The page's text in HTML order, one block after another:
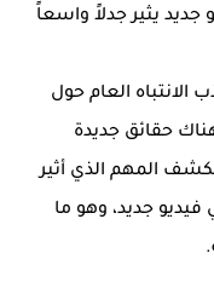
يثير جدلاً واسعاً
الانتباه العام حول
حقائق جديدة
المهم الذي أثير
جديد، وهو ما